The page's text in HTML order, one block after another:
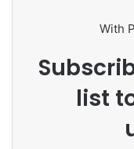
With
list